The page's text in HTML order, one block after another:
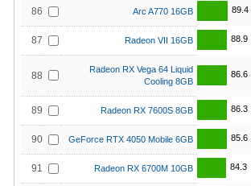
86 Arc A770 16GB 89.4
87 Radeon VII 16GB 88.9
88
Radeon RX Vega 64 Liquid
Cooling 8GB
86.6
89 Radeon RX 7600S 8GB 86.3
90 GeForce RTX 4050 Mobile 6GB 85.6
91 Radeon RX 6700M 10GB 84.3